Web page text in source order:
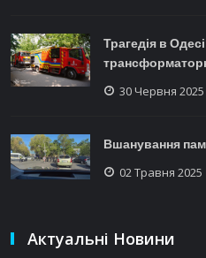
Трагедія в
30 Червня 2025
Вшанування
02 Травня 2025
Актуальні Новини